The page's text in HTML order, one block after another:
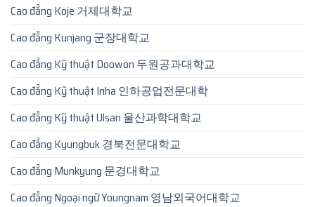
Cao đẳng Koje 거제대학교
Cao đẳng Kunjang 군장대학교
Cao đẳng Kỹ thuật Doowon 두원공과대학교
Cao đẳng Kỹ thuật Inha 인하공업전문대학
Cao đẳng Kỹ thuật Ulsan 울산과학대학교
Cao đẳng Kyungbuk 경북전문대학교
Cao đẳng Munkyung 문경대학교
Cao đẳng Ngoại ngữ Youngnam 영남외국어대학교